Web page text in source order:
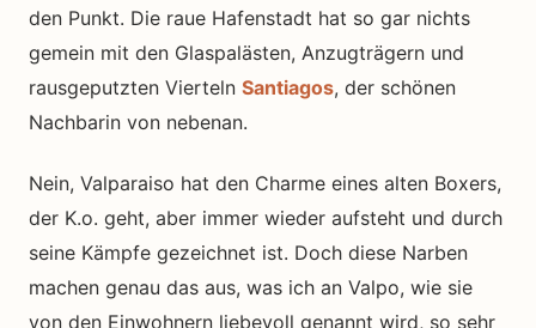
den Punkt. Die raue Hafenstadt hat so gar nichts
gemein mit den Glaspalästen, Anzugträgern und
rausgeputzten Vierteln Santiagos, der schönen
Nachbarin von nebenan.
Nein, Valparaiso hat den Charme eines alten Boxers,
der K.o. geht, aber immer wieder aufsteht und durch
seine Kämpfe gezeichnet ist. Doch diese Narben
machen genau das aus, was ich an Valpo, wie sie
von den Einwohnern liebevoll genannt wird, so sehr